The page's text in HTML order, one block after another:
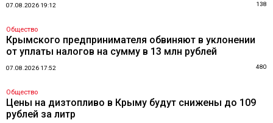
07.08.2026 19:12 138
Общество
Крымского предпринимателя обвиняют в уклонении
от уплаты налогов на сумму в 13 млн рублей
07.08.2026 17:52 480
Общество
Цены на дизтопливо в Крыму будут снижены до 109
рублей за литр